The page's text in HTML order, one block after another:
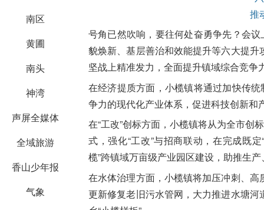
南区
黄圃
南头
神湾
声屏全媒体
全域旅游
香山少年报
气象
推
号角已然吹响，要往何处奋勇争先？会
貌焕新、基层善治和效能提升等六大提
坚战上精准发力，全面提升镇域综合竞争
在经济提质方面 ，小榄镇将通过加快传
争力的现代化产业体系，促进科技创新
在“工改”创标方面 ，小榄镇将从为全市创
式，强化“工改”与招商联动，在完成既
榄”跨镇域万亩级产业园区建设，助推生
在水体治理方面，小榄镇将加压冲刺、高
更新修复老旧污水管网，大力推进水塘